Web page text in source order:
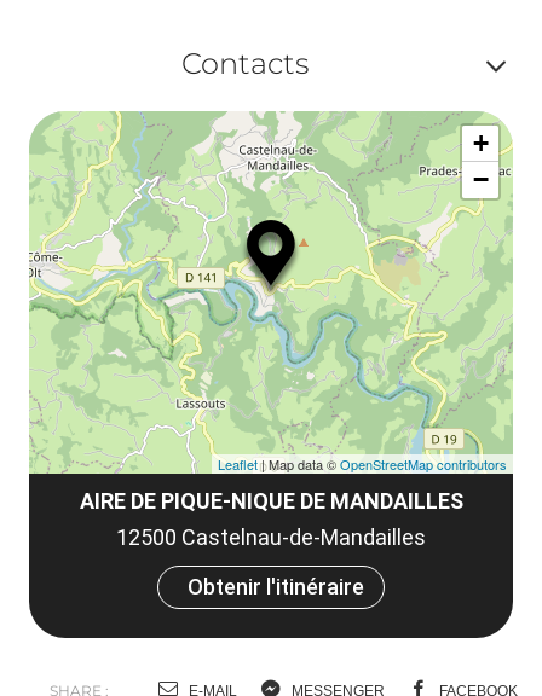
ou
Contacts
ou
AIRE DE PIQUE-NIQUE DE MANDAILLES
12500 Castelnau-de-Mandailles
Obtenir l'itinéraire
+
−
Leaflet| Map data ©OpenStreetMap contributors
SHARE : E-MAIL MESSENGER FACEBOOK